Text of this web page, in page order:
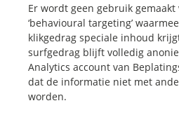
Er wordt geen gebruik gemaakt
‘behavioural targeting’
klikgedrag speciale inhoud
surfgedrag blijft volledig
Analytics account van
dat de informatie niet met
worden.